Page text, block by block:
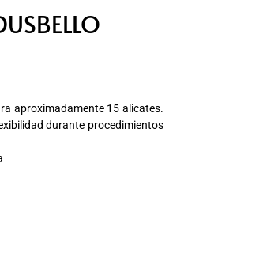
aproximadamente 15 alicates.
durante procedimientos